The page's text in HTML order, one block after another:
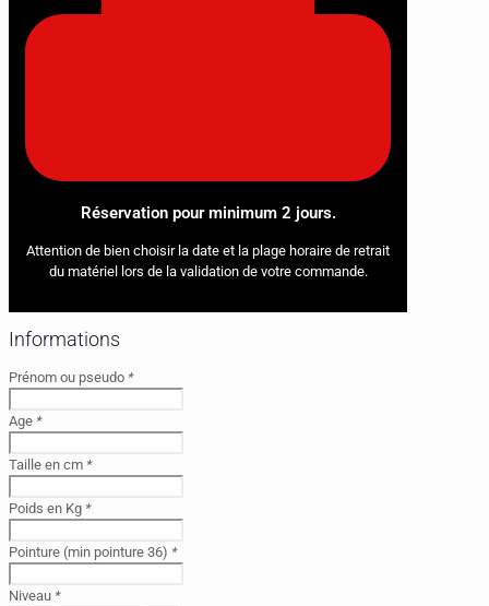
Réservation pour minimum 2 jours.
Attention de bien choisir la date et la plage horaire de retrait
du matériel lors de la validation de votre commande.
Informations
Prénom ou pseudo *
Age *
Taille en cm *
Poids en Kg *
Pointure (min pointure 36) *
Niveau *